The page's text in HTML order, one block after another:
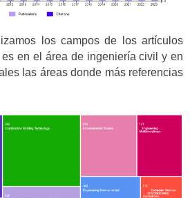
los campos de los artículos
en el área de ingeniería civil y en
las áreas donde más referencias